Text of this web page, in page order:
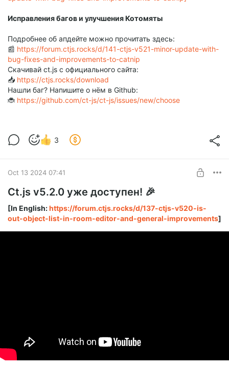
Исправления багов и улучшения Котомяты
Подробнее об апдейте можно прочитать здесь:
📰 https://forum.ctjs.rocks/d/141-ctjs-v521-minor-update-with-
bug-fixes-and-improvements-to-catnip
Скачивай ct.js с официального сайта:
📥 https://ctjs.rocks/download
Нашли баг? Напишите о нём в Github:
🐞 https://github.com/ct-js/ct-js/issues/new/choose
3
Oct 13 2024 07:41
Ct.js v5.2.0 уже доступен! 🎉
[In English:https://forum.ctjs.rocks/d/137-ctjs-v520-is-
out-object-list-in-room-editor-and-general-improvements]